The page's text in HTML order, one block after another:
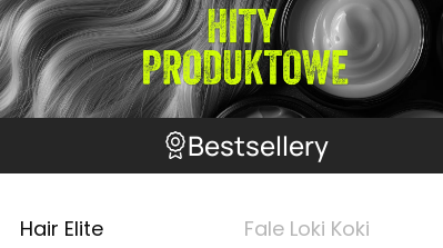
Bestsellery
Hair Elite Fale Loki Koki